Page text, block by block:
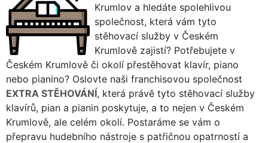
Krumlov a hledáte spolehlivou
společnost, která vám tyto
stěhovací služby v Českém
Krumlově zajistí? Potřebujete v
Českém Krumlově či okolí přestěhovat klavír, piano
nebo pianino? Oslovte naši franchisovou společnost
EXTRA STĚHOVÁNÍ, která právě tyto stěhovací služby
klavírů, pian a pianin poskytuje, a to nejen v Českém
Krumlově, ale celém okolí. Postaráme se vám o
přepravu hudebního nástroje s patřičnou opatrností a